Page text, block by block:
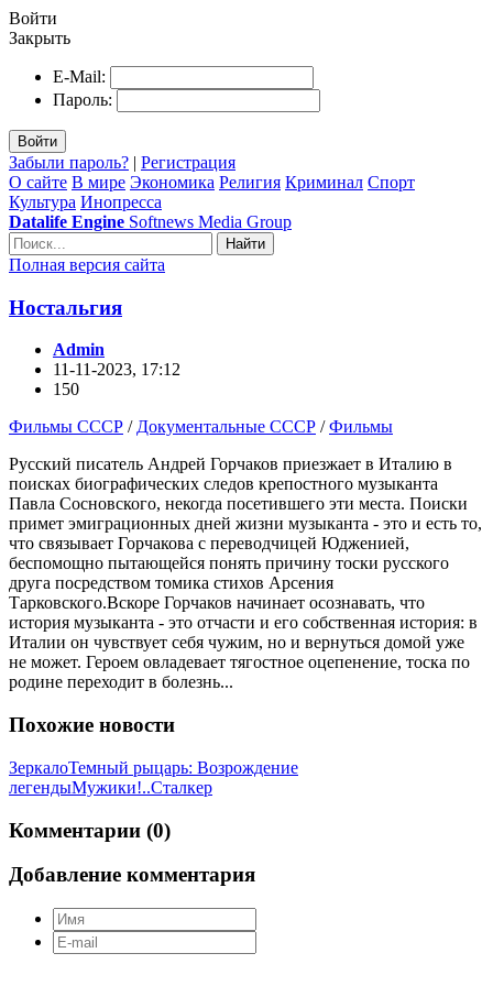
Войти
Закрыть
E-Mail:
Пароль:
Войти
Забыли пароль? | Регистрация
О сайте В мире Экономика Религия Криминал Спорт
Культура Инопресса
Datalife Engine Softnews Media Group
Найти
Полная версия сайта
Ностальгия
Admin
11-11-2023, 17:12
150
Фильмы СССР /Документальные СССР /Фильмы
Русский писатель Андрей Горчаков приезжает в Италию в
поисках биографических следов крепостного музыканта
Павла Сосновского, некогда посетившего эти места. Поиски
примет эмиграционных дней жизни музыканта - это и есть то,
что связывает Горчакова c переводчицей Юдженией,
беспомощно пытающейся понять причину тоски русского
друга посредством томика стихов Арсения
Тарковского.Вскоре Горчаков начинает осознавать, что
история музыканта - это отчасти и его собственная история: в
Италии он чувствует себя чужим, но и вернуться домой уже
не может. Героем овладевает тягостное оцепенение, тоска по
родине переходит в болезнь...
Похожие новости
ЗеркалоТемный рыцарь: Возрождение
легендыМужики!..Сталкер
Комментарии (0)
Добавление комментария